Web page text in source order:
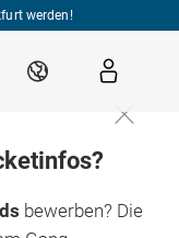
werden!
DE
bewerben? Die